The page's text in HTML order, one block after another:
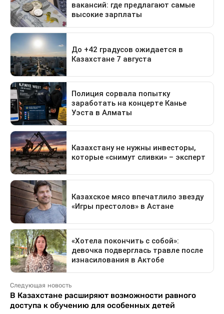
Следующая новость
В Казахстане расширяют возможности равного
доступа к обучению для особенных детей